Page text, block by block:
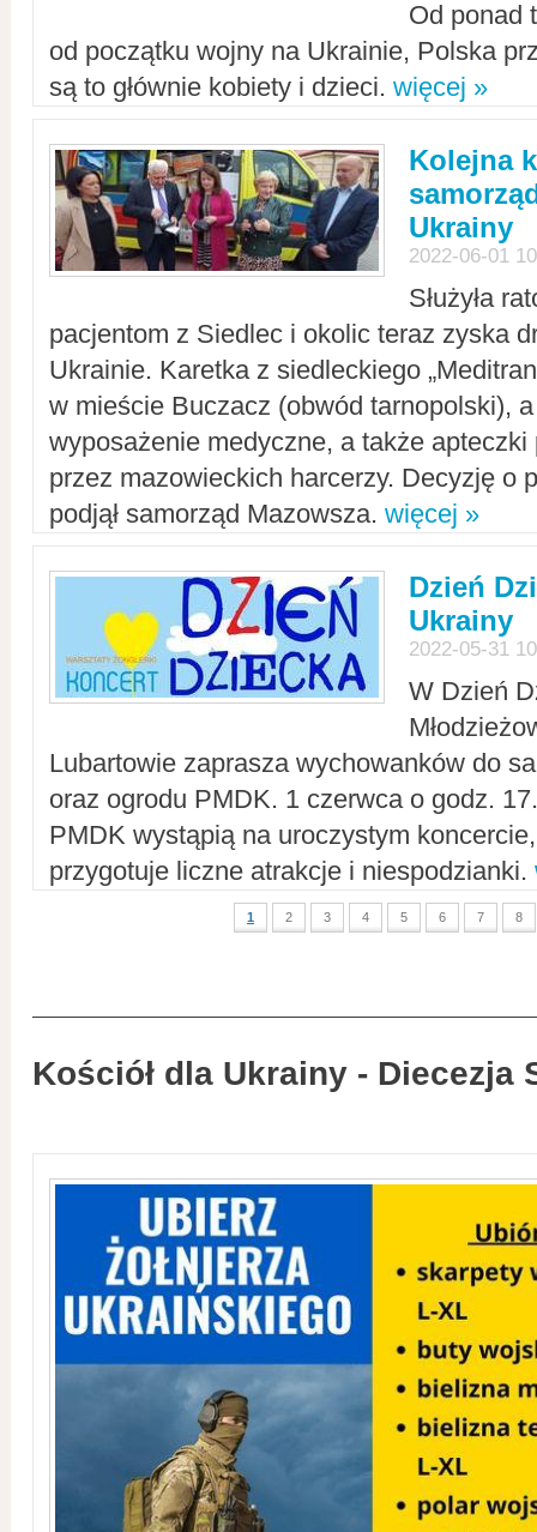
Od ponad
od początku wojny na Ukrainie, Polska
są to głównie kobiety i dzieci. więcej »
Kolejna
Ukrainy
2022-06-01
Służyła
pacjentom z Siedlec i okolic teraz zyska
Ukrainie. Karetka z siedleckiego
w mieście Buczacz (obwód tarnopolski),
wyposażenie medyczne, a także apteczki
przez mazowieckich harcerzy. Decyzję o
podjął samorząd Mazowsza. więcej »
Dzień
Ukrainy
2022-05-31
W Dzień
Lubartowie zaprasza wychowanków do
oraz ogrodu PMDK. 1 czerwca o godz.
PMDK wystąpią na uroczystym
przygotuje liczne atrakcje i niespodzianki.
1 2 3 4 5 6 7 8
Kościół dla Ukrainy - Diecezja